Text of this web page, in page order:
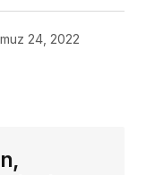
24, 2022